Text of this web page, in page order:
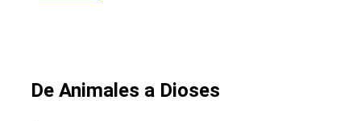
De Animales a Dioses